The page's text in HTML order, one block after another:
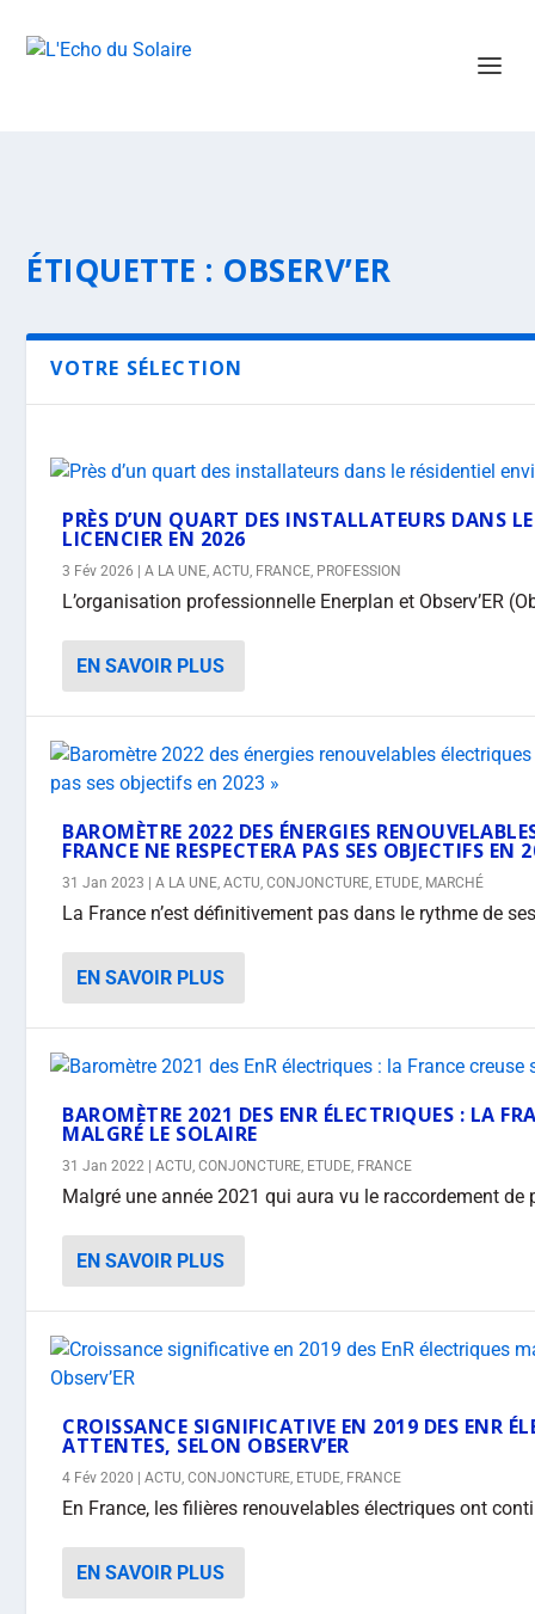
ÉTIQUETTE : OBSERV’ER
VOTRE SÉLECTION
PRÈS D’UN QUART DES INSTALLATEURS DANS
LICENCIER EN 2026
3 Fév 2026 |A LA UNE,ACTU, FRANCE, PROFESSION
L’organisation professionnelle Enerplan et Observ’ER
EN SAVOIR PLUS
BAROMÈTRE 2022 DES ÉNERGIES
FRANCE NE RESPECTERA PAS SES OBJECTIFS EN
31 Jan 2023 |A LA UNE,ACTU,CONJONCTURE, ETUDE, MARCHÉ
La France n’est définitivement pas dans le rythme de
EN SAVOIR PLUS
BAROMÈTRE 2021 DES ENR ÉLECTRIQUES : LA
MALGRÉ LE SOLAIRE
31 Jan 2022 |ACTU,CONJONCTURE, ETUDE, FRANCE
Malgré une année 2021 qui aura vu le raccordement de
EN SAVOIR PLUS
CROISSANCE SIGNIFICATIVE EN 2019 DES ENR
ATTENTES, SELON OBSERV’ER
4 Fév 2020 |ACTU,CONJONCTURE, ETUDE, FRANCE
En France, les filières renouvelables électriques ont
EN SAVOIR PLUS